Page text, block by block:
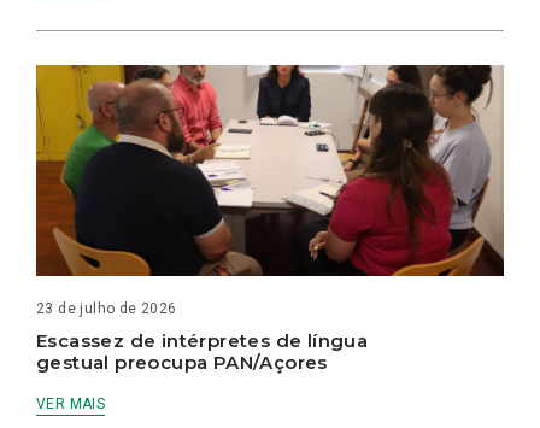
23 de julho de 2026
Escassez de intérpretes de língua
gestual preocupa PAN/Açores
VER MAIS